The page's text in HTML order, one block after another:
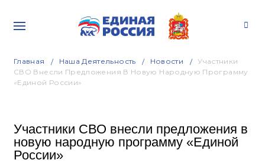
Главная Наша Деятельность Новости
Участники
СВО Внесли Предложения В Новую Народную Программу
«Единой России»
Участники СВО внесли предложения в
новую народную программу «Единой
России»